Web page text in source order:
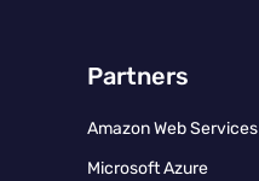
Partners
Amazon Web Services
Microsoft Azure